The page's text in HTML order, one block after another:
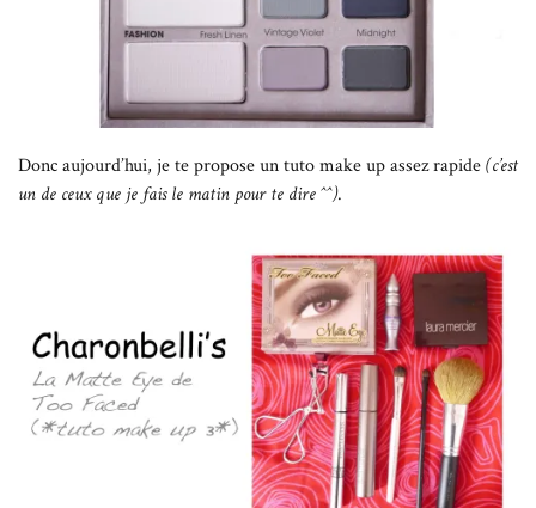
Donc aujourd’hui, je te propose un tuto make up assez rapide(c’est
un de ceux que je fais le matin pour te dire ^^).